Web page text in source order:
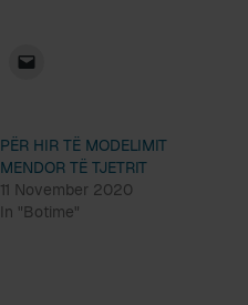
PËR HIR TË MODELIMIT
MENDOR TË TJETRIT
11 November 2020
In "Botime"